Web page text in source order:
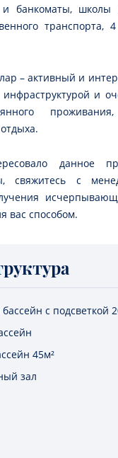
банкоматы, школы
– активный и
и
данное
свяжитесь с
вас способом.
с подсветкой
45м²
зал